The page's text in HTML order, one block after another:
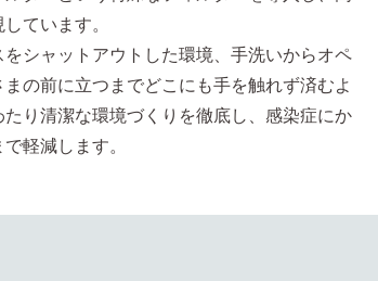
ています。
シャットアウトした環境、手洗いからオペ
の前に立つまでどこにも手を触れず済むよ
たり清潔な環境づくりを徹底し、感染症にか
軽減します。